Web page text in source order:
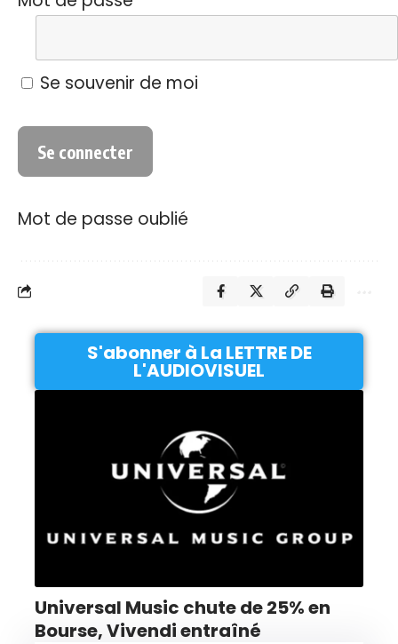
Se souvenir de moi
Mot de passe oublié
S'abonner à La LETTRE DE
L'AUDIOVISUEL
Universal Music chute de 25% en
Bourse, Vivendi entraîné